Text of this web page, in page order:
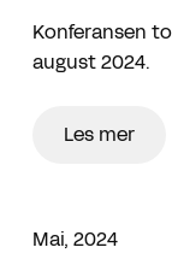
Konferansen
august 2024.
Les mer
Mai, 2024